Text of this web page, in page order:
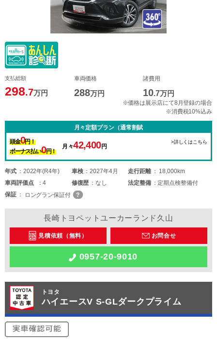
支払総額
298.7万円
車両価格
288万円
諸費用
10.7万円
※価格は展示店にて8月登録の場合
※消費税10%込み
月々定額プラン（通常割賦
頭金0円！
ボーナス払い0円！
月々42,400円
>詳しくはこちら
年式 2022年(R4年) 車検 2027年4月 走行距離
18,000km
車両評価点 4 修復歴 なし 法定整備
定期点検整備付
保証
ロングラン保証付
長崎トヨペットユーカーランド久山
見積依頼（無料） お問合せ
0957-20-9010
トヨタ
ハイエースV S-GLダークプライム